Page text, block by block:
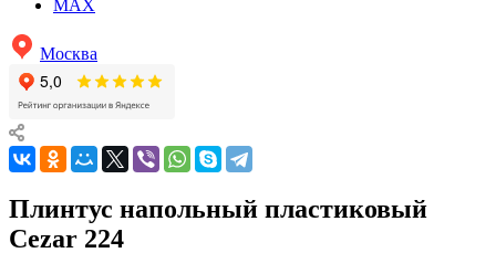
MAX
Москва
Плинтус напольный пластиковый
Cezar 224